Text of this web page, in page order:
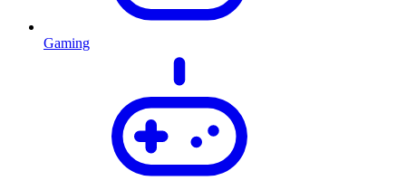
Gaming